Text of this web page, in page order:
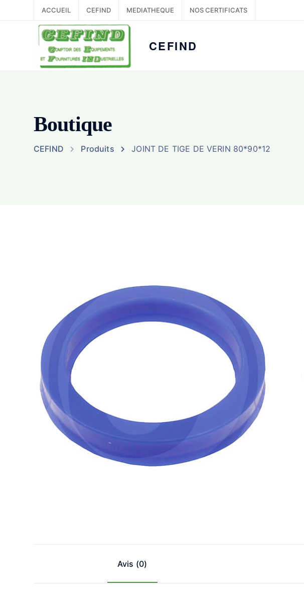
ACCUEIL CEFIND MEDIATHEQUE NOS CERTIFICATS
CEFIND
Boutique
CEFIND Produits JOINT DE TIGE DE VERIN 80*90*12
Avis (0)